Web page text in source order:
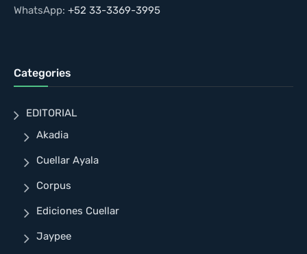
WhatsApp: +52 33-3369-3995
Categories
EDITORIAL
Akadia
Cuellar Ayala
Corpus
Ediciones Cuellar
Jaypee